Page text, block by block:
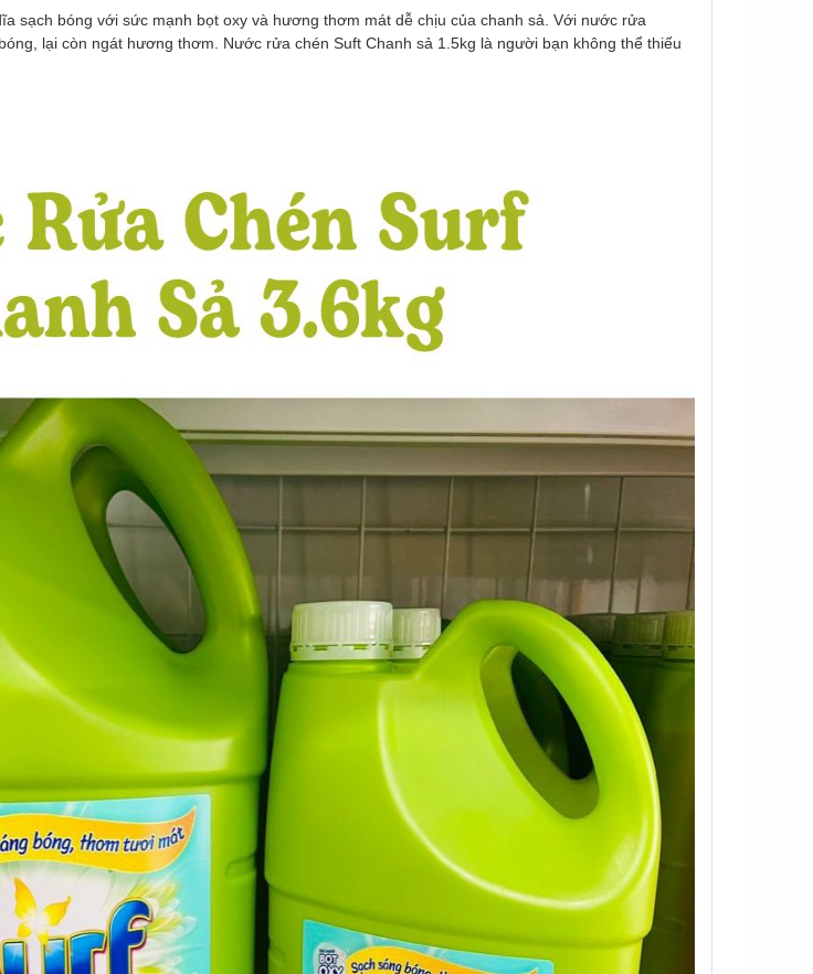
sạch bóng với sức mạnh bọt oxy và hương thơm mát dễ chịu của chanh sả. Với nước rửa
lại còn ngát hương thơm. Nước rửa chén Suft Chanh sả 1.5kg là người bạn không thể thiếu